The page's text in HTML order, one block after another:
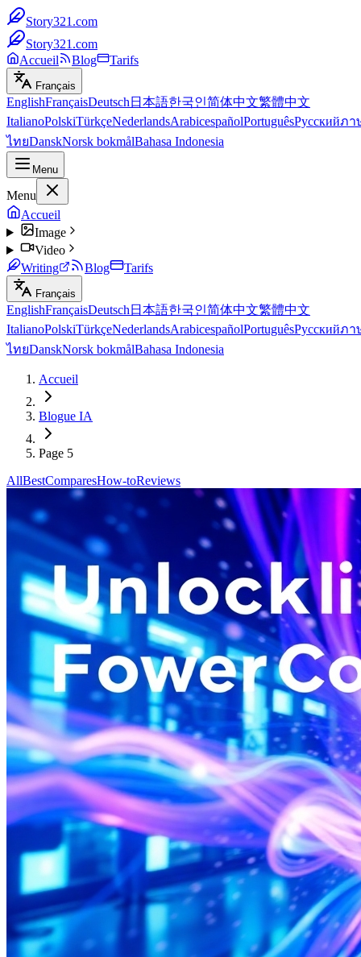
Story321.com
Story321.com
Accueil
Blog Tarifs
Français
EnglishFrançaisDeutsch 日本語한국인简体中文繁體中文
ItalianoPolskiTürkçeNederlandsArabicespañolPortuguêsРусскийภา
ไทยDanskNorsk bokmålBahasa Indonesia
Menu
Menu
Accueil
Image
Video
Writing
Blog Tarifs
Français
EnglishFrançaisDeutsch 日本語한국인简体中文繁體中文
ItalianoPolskiTürkçeNederlandsArabicespañolPortuguêsРусскийภา
ไทยDanskNorsk bokmålBahasa Indonesia
Accueil
Blogue IA
Page 5
AllBestComparesHow-toReviews